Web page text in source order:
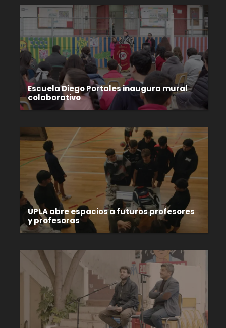
Escuela Diego Portales inaugura mural
colaborativo
UPLA abre espacios a futuros profesores
y profesoras